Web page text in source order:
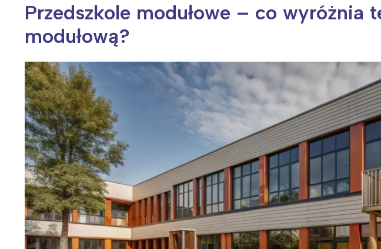
Wiosenny koncert ptaków na płocie Kwitnąca wiśnia i jej płatki
Przedszkole modułowe – co wyróżnia
modułową?